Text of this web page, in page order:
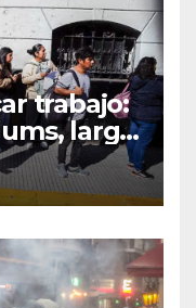
trabajo:
larga